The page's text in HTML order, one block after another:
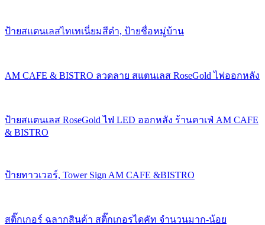
ป้ายสแตนเลสไทเทเนี่ยมสีดำ, ป้ายชื่อหมู่บ้าน
AM CAFE & BISTRO ลวดลาย สแตนเลส RoseGold ไฟออกหลัง
ป้ายสแตนเลส RoseGold ไฟ LED ออกหลัง ร้านคาเฟ่ AM CAFE
& BISTRO
ป้ายทาวเวอร์, Tower Sign AM CAFE &BISTRO
สติ๊กเกอร์ ฉลากสินค้า สติ๊กเกอรไดคัท จำนวนมาก-น้อย